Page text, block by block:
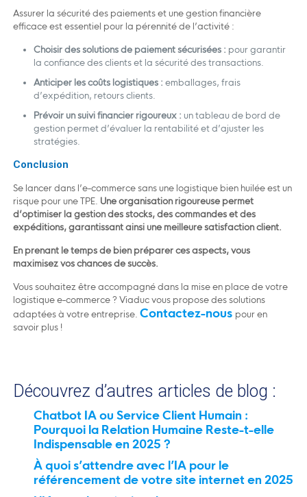
Assurer la sécurité des paiements et une gestion financière
efficace est essentiel pour la pérennité de l’activité :
Choisir des solutions de paiement sécurisées : pour garantir
la confiance des clients et la sécurité des transactions.
Anticiper les coûts logistiques :emballages, frais
d’expédition, retours clients.
Prévoir un suivi financier rigoureux : un tableau de bord de
gestion permet d’évaluer la rentabilité et d’ajuster les
stratégies.
Conclusion
Se lancer dans l’e-commerce sans une logistique bien huilée est un
risque pour une TPE. Une organisation rigoureuse permet
d’optimiser la gestion des stocks, des commandes et des
expéditions, garantissant ainsi une meilleure satisfaction client.
En prenant le temps de bien préparer ces aspects, vous
maximisez vos chances de succès.
Vous souhaitez être accompagné dans la mise en place de votre
logistique e-commerce ? Viaduc vous propose des solutions
adaptées à votre entreprise.Contactez-nous pour en
savoir plus !
Découvrez d’autres articles de blog :
Chatbot IA ou Service Client Humain :
Pourquoi la Relation Humaine Reste-t-elle
Indispensable en 2025 ?
À quoi s’attendre avec l’IA pour le
référencement de votre site internet en 2025